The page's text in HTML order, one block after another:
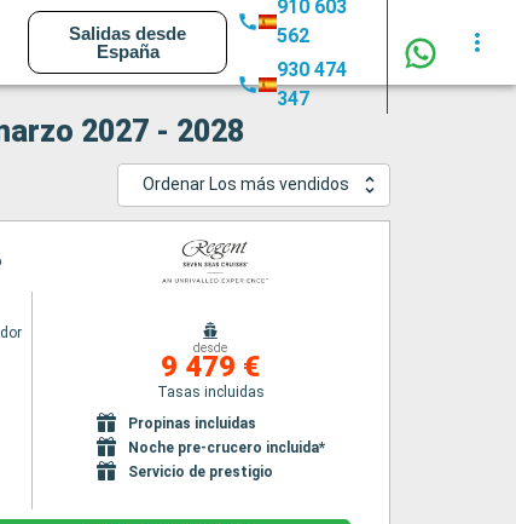
Salidas desde
España
910 603
562
930 474
347
2027 - 2028
Ordenar Los más vendidos
desde
9 479 €
Tasas incluidas
Propinas incluidas
Noche pre-crucero incluida*
Servicio de prestigio